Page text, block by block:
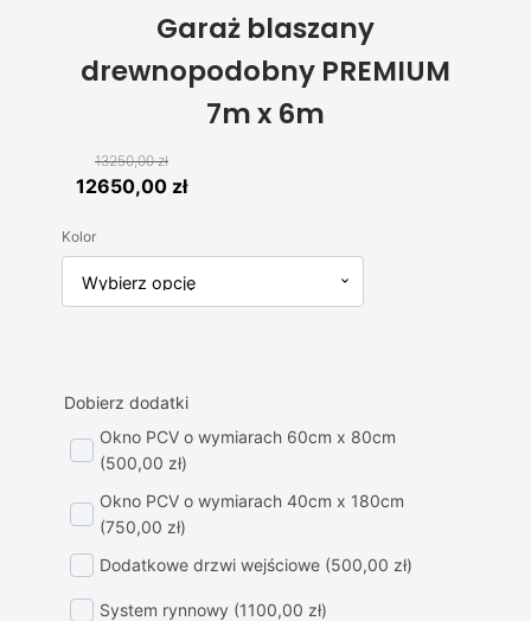
Garaż blaszany
drewnopodobny PREMIUM
7m x 6m
13250,00zł
Pierwotna
wynosiła:
13250,00 zł.
12650,00 złAktualna
12650,00 zł.
Kolor
Dobierz dodatki
Okno PCV o wymiarach 60cm x 80cm
(500,00 zł)
Okno PCV o wymiarach 40cm x 180cm
(750,00 zł)
Dodatkowe drzwi wejściowe (500,00 zł)
System rynnowy (1100,00 zł)